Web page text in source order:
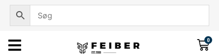
0